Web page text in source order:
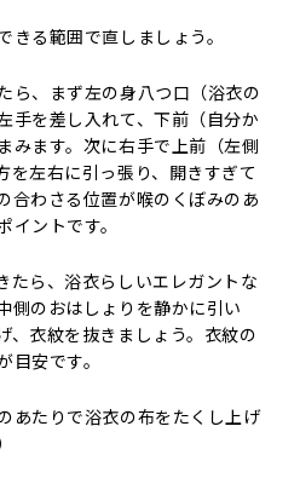
る範囲で直しましょう。
ら、まず左の身八つ口（浴衣の
手を差し入れて、下前（自分か
みます。次に右手で上前（左側
を左右に引っ張り、開きすぎて
合わさる位置が喉のくぼみのあ
ントです。
たら、浴衣らしいエレガントな
側のおはしょりを静かに引い
、衣紋を抜きましょう。衣紋の
安です。
あたりで浴衣の布をたくし上げ